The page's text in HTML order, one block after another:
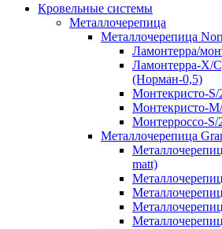
Кровельные системы
Металлочерепица
Металлочерепица
Ламонтерра/
Ламонтерра-Х/
(Норман-0,5)
Монтекристо-
Монтекристо-
Монтерроссо-
Металлочерепица
matt)